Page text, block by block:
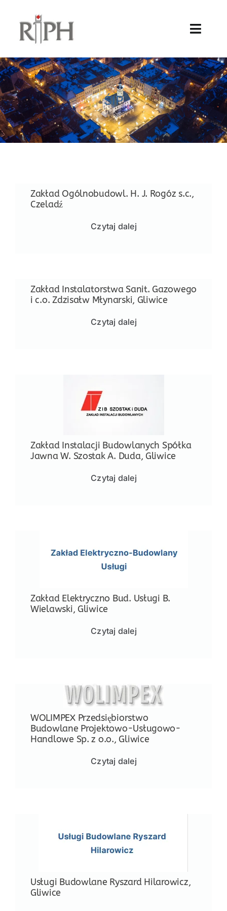
zawartości
Unia Europejska
AKTUALNOŚCI
O IZBIE
CZŁONKOSTWO
SĄD ARBITRAŻOWY
ŚIP
Zakład Ogólnobudowl. H. J. Rogóz s.c.,
Czeladź
Czytaj dalej
Zakład Instalatorstwa Sanit. Gazowego
i c.o. Zdzisałw Młynarski, Gliwice
Czytaj dalej
Zakład Instalacji Budowlanych Spółka
Jawna W. Szostak A. Duda, Gliwice
Czytaj dalej
Zakład Elektryczno Bud. Usługi B.
Wielawski, Gliwice
Czytaj dalej
WOLIMPEX Przedsiębiorstwo
Budowlane Projektowo-Usługowo-
Handlowe Sp. z o.o., Gliwice
Czytaj dalej
Usługi Budowlane Ryszard Hilarowicz,
Gliwice